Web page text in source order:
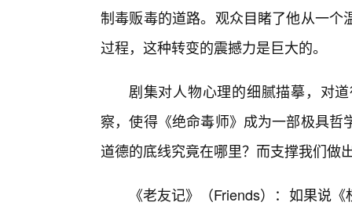
制毒贩毒的道路。观众目睹了他从一
过程，这种转变的震撼力是巨大的。
剧集对人物心理的细腻描摹，对
察，使得《绝命毒师》成为一部极具
道德的底线究竟在哪里？而支撑我们做
《老友记》（Friends）：如果说